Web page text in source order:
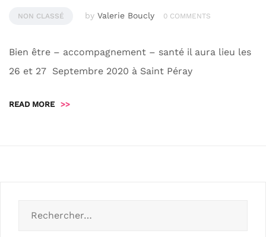
NON CLASSÉ by Valerie Boucly 0 COMMENTS
Bien être – accompagnement – santé il aura lieu les
26 et 27 Septembre 2020 à Saint Péray
READ MORE >>